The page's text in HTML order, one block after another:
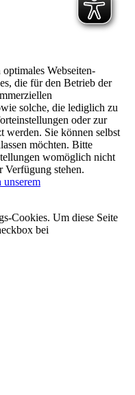
Webseiten-
die für den Betrieb der
solche, die lediglich zu
oder zur
werden. Sie können selbst
möchten. Bitte
womöglich nicht
Verfügung stehen.
Cookies. Um diese Seite
bei